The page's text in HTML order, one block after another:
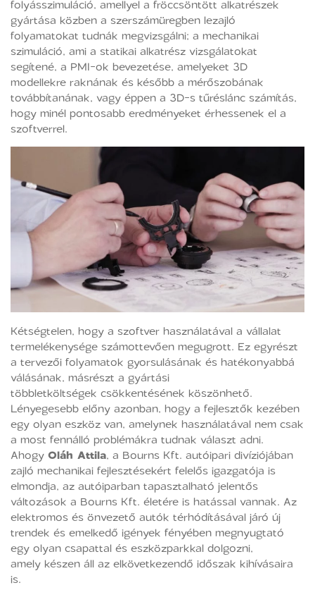
folyásszimuláció, amellyel a fröccsöntött alkatrészek
gyártása közben a szerszámüregben lezajló
folyamatokat tudnák megvizsgálni; a mechanikai
szimuláció, ami a statikai alkatrész vizsgálatokat
segítené, a PMI-ok bevezetése, amelyeket 3D
modellekre raknának és később a mérőszobának
továbbítanának, vagy éppen a 3D-s tűréslánc számítás,
hogy minél pontosabb eredményeket érhessenek el a
szoftverrel.
Kétségtelen, hogy a szoftver használatával a vállalat
termelékenysége számottevően megugrott. Ez egyrészt
a tervezői folyamatok gyorsulásának és hatékonyabbá
válásának, másrészt a gyártási
többletköltségek csökkentésének köszönhető.
Lényegesebb előny azonban, hogy a fejlesztők kezében
egy olyan eszköz van, amelynek használatával nem csak
a most fennálló problémákra tudnak választ adni.
AhogyOláh Attila, a Bourns Kft. autóipari divíziójában
zajló mechanikai fejlesztésekért felelős igazgatója is
elmondja, az autóiparban tapasztalható jelentős
változások a Bourns Kft. életére is hatással vannak. Az
elektromos és önvezető autók térhódításával járó új
trendek és emelkedő igények fényében megnyugtató
egy olyan csapattal és eszközparkkal dolgozni,
amely készen áll az elkövetkezendő időszak kihívásaira
is.